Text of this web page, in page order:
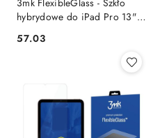
3mk FlexibleGlass - Szkło
hybrydowe do iPad Pro 13"
Cena:
57.03